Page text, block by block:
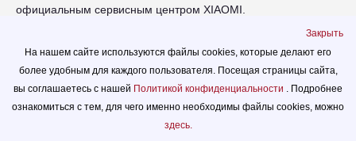
официальным сервисным центром XIAOMI.
chr-xiaomi.russupports.com - Сервисный центр XIAOMI в
Череповце - сайт сервисного центра RUSSUPPORT по
ремонту техники XIAOMI
© 2026.
Политика конфиденциальности
На нашем сайте используются файлы cookies, которые делают его
более удобным для каждого пользователя. Посещая страницы сайта,
вы соглашаетесь с нашей Политикой конфиденциальности . Подробнее
ознакомиться с тем, для чего именно необходимы файлы сookies, можно
здесь.
Закрыть